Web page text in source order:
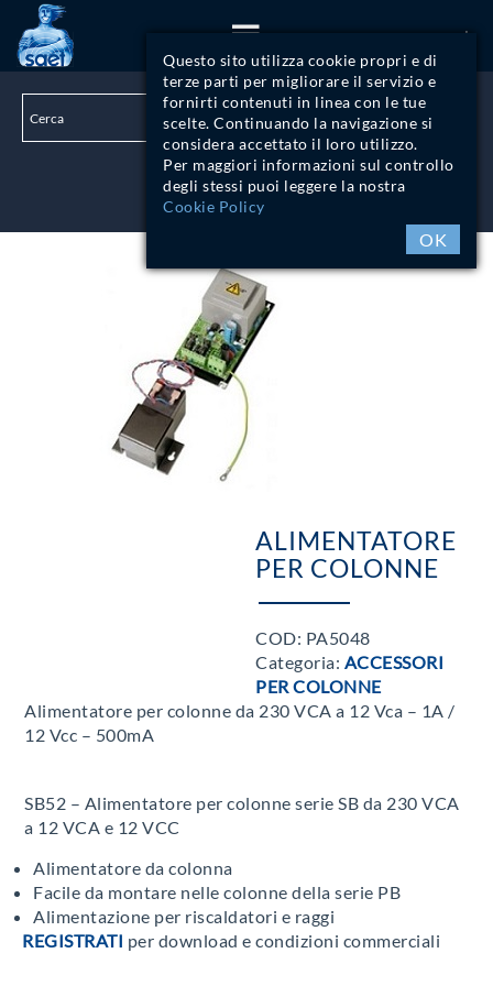
Questo sito utilizza cookie propri e di
terze parti per migliorare il servizio e
fornirti contenuti in linea con le tue
scelte. Continuando la navigazione si
considera accettato il loro utilizzo.
Per maggiori informazioni sul controllo
degli stessi puoi leggere la nostra
Cookie Policy
OK
ALIMENTATORE
PER COLONNE
COD: PA5048
Categoria: ACCESSORI
PER COLONNE
Alimentatore per colonne da 230 VCA a 12 Vca – 1A /
12 Vcc – 500mA
SB52 – Alimentatore per colonne serie SB da 230 VCA
a 12 VCA e 12 VCC
Alimentatore da colonna
Facile da montare nelle colonne della serie PB
Alimentazione per riscaldatori e raggi
REGISTRATI per download e condizioni commerciali